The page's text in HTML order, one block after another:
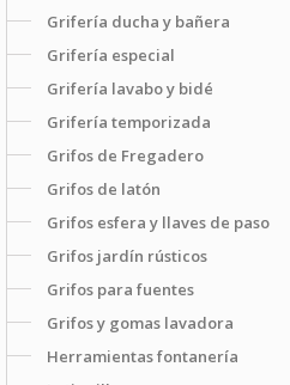
Grifería ducha y bañera
Grifería especial
Grifería lavabo y bidé
Grifería temporizada
Grifos de Fregadero
Grifos de latón
Grifos esfera y llaves de paso
Grifos jardín rústicos
Grifos para fuentes
Grifos y gomas lavadora
Herramientas fontanería